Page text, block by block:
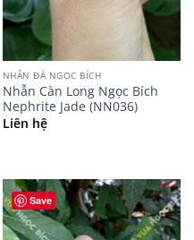
NHẪN ĐÁ NGỌC BÍCH
Nhẫn Càn Long Ngọc Bích
Nephrite Jade (NN036)
Liên hệ
Save